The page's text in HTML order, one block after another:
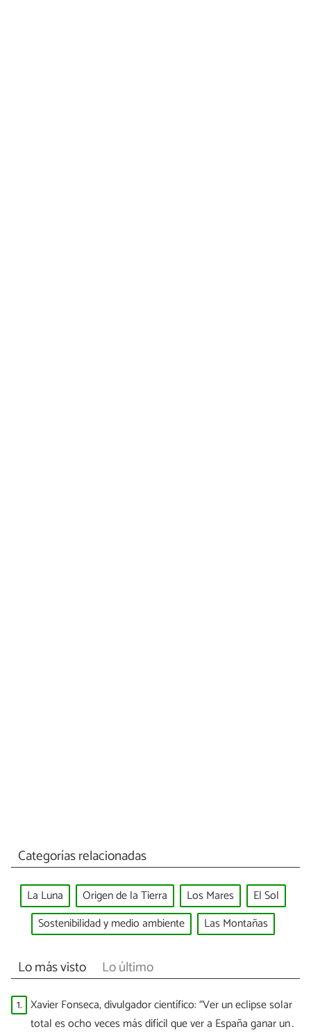
Categorías relacionadas
La Luna Origen de la Tierra Los Mares
El Sol
Sostenibilidad y medio ambiente
Las Montañas
Lo más visto Lo último
1. Xavier Fonseca, divulgador científico: “Ver un eclipse solar
total es ocho veces más difícil que ver a España ganar un